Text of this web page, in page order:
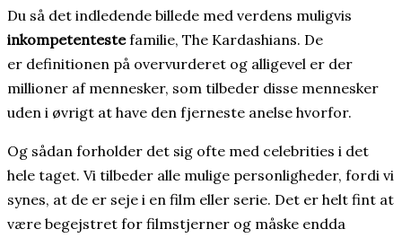
Du så det indledende billede med verdens muligvis
inkompetentestefamilie, The Kardashians. De
er definitionen på overvurderet og alligevel er der
millioner af mennesker, som tilbeder disse mennesker
uden i øvrigt at have den fjerneste anelse hvorfor.
Og sådan forholder det sig ofte med celebrities i det
hele taget. Vi tilbeder alle mulige personligheder, fordi vi
synes, at de er seje i en film eller serie. Det er helt fint at
være begejstret for filmstjerner og måske endda